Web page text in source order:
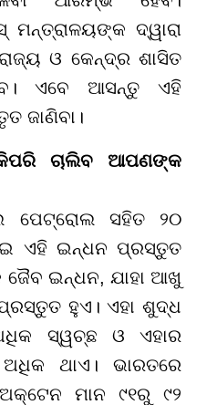
ଦ୍ୱାରା
ଓ କେନ୍ଦ୍ର ଶାସିତ
ଏବେ ଆସନ୍ତୁ ଏହି
ଜାଣିବା।
ଚାଲିବ ଆପଣଙ୍କ
ପେଟ୍ରୋଲ ସହିତ ୨୦
ଏହି ଇନ୍ଧନ ପ୍ରସ୍ତୁତ
ଇନ୍ଧନ, ଯାହା ଆଖୁ
ହୁଏ। ଏହା ଶୁଦ୍ଧ
ସ୍ୱଚ୍ଛ ଓ ଏହାର
ଥାଏ। ଭାରତରେ
ମାନ ୯୧ରୁ ୯୨